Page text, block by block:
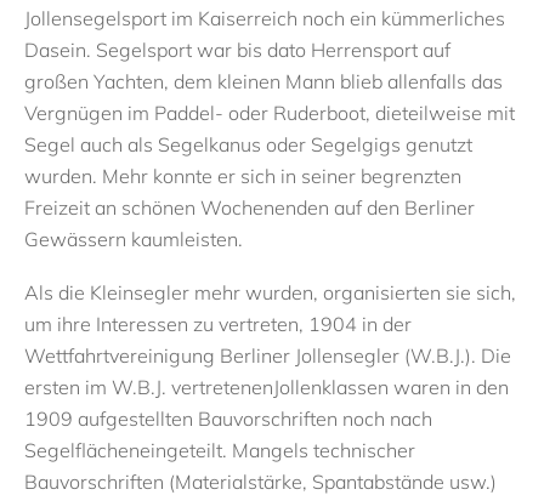
Jollensegelsport im Kaiserreich noch ein kümmerliches
Dasein. Segelsport war bis dato Herrensport auf
großen Yachten, dem kleinen Mann blieb allenfalls das
Vergnügen im Paddel- oder Ruderboot, dieteilweise mit
Segel auch als Segelkanus oder Segelgigs genutzt
wurden. Mehr konnte er sich in seiner begrenzten
Freizeit an schönen Wochenenden auf den Berliner
Gewässern kaumleisten.
Als die Kleinsegler mehrwurden, organisierten sie sich,
um ihre Interessen zu vertreten, 1904 in der
Wettfahrtvereinigung Berliner Jollensegler (W.B.J.). Die
ersten im W.B.J.vertretenenJollenklassen waren in den
1909 aufgestellten Bauvorschriften noch nach
Segelflächeneingeteilt. Mangels technischer
Bauvorschriften (Materialstärke, Spantabstände usw.)